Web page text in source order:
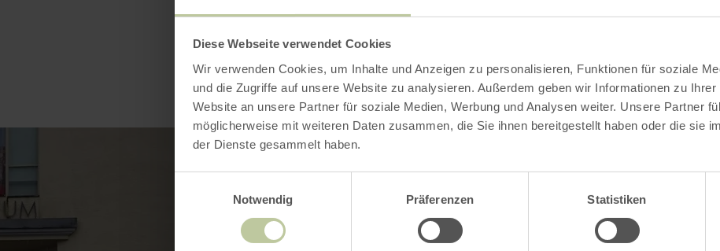
Diese Webseite verwendet Cookies
Wir verwenden Cookies, um Inhalte und Anzeigen zu personalisieren, Funktionen für soziale
und die Zugriffe auf unsere Website zu analysieren. Außerdem geben wir Informationen zu Ihrer
Website an unsere Partner für soziale Medien, Werbung und Analysen weiter. Unsere Partner
möglicherweise mit weiteren Daten zusammen, die Sie ihnen bereitgestellt haben oder die sie
der Dienste gesammelt haben.
Notwendig
Präferenzen Statistiken